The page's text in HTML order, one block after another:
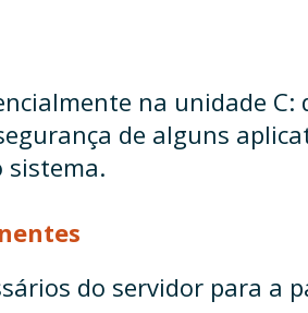
na unidade
de alguns
sistema.
do servidor para a